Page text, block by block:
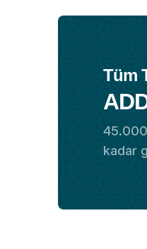
Tüm
45.000
kadar